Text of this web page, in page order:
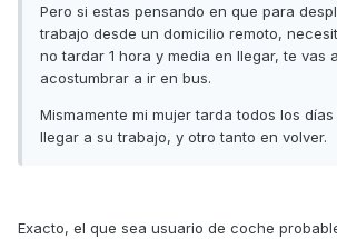
Pero si estas pensando en que para
trabajo desde un domicilio remoto,
no tardar 1 hora y media en llegar, te vas
acostumbrar a ir en bus.
Mismamente mi mujer tarda todos los
llegar a su trabajo, y otro tanto en volver.
Exacto, el que sea usuario de coche